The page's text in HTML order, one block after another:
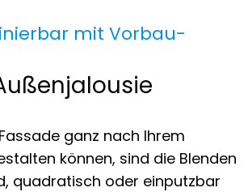
mit Vorbau-
ganz nach Ihrem
können, sind die Blenden
quadratisch oder einputzbar